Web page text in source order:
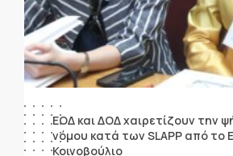
ΕΟΔ και ΔΟΔ χαιρετίζουν την
νόμου κατά των SLAPP από το
Κοινοβούλιο